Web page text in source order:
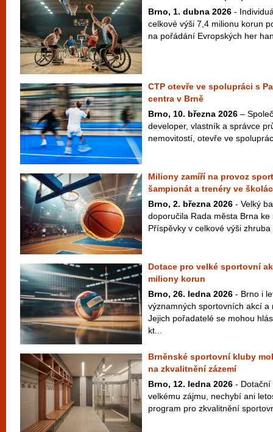
Brno, 1. dubna 2026 -
celkové výši 7,4 milionu korun
na pořádání Evropských her
CTP otevře ve spolupráci s
centra v Brně
Brno, 10. března 2026 –
developer, vlastník a správce
nemovitostí, otevře ve
Miliony zamíří na provoz
šampionát a trenéry ve
Brno, 2. března 2026 - Velký
doporučila Rada města Brna
Příspěvky v celkové výši
Dotace pro velké sportovní
miliony korun
Brno, 26. ledna 2026 - Brno i
významných sportovních akcí
Jejich pořadatelé se mohou
kt...
Brněnské sportovní kluby
na zkvalitnění zázemí
Brno, 12. ledna 2026 - Dotační
velkému zájmu, nechybí ani
program pro zkvalitnění